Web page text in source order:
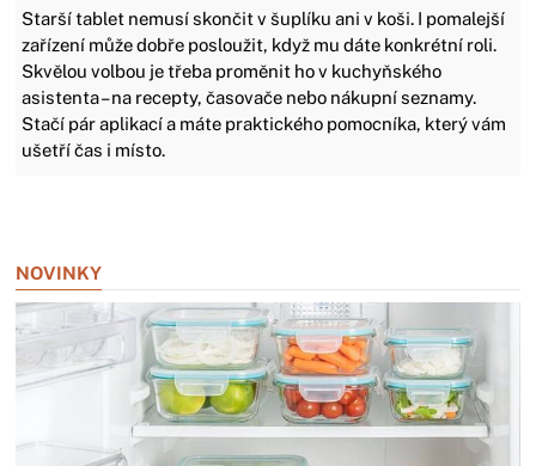
Starší tablet nemusí skončit v šuplíku ani v koši. I pomalejší
zařízení může dobře posloužit, když mu dáte konkrétní roli.
Skvělou volbou je třeba proměnit ho v kuchyňského
asistenta – na recepty, časovače nebo nákupní seznamy.
Stačí pár aplikací a máte praktického pomocníka, který vám
ušetří čas i místo.
NOVINKY